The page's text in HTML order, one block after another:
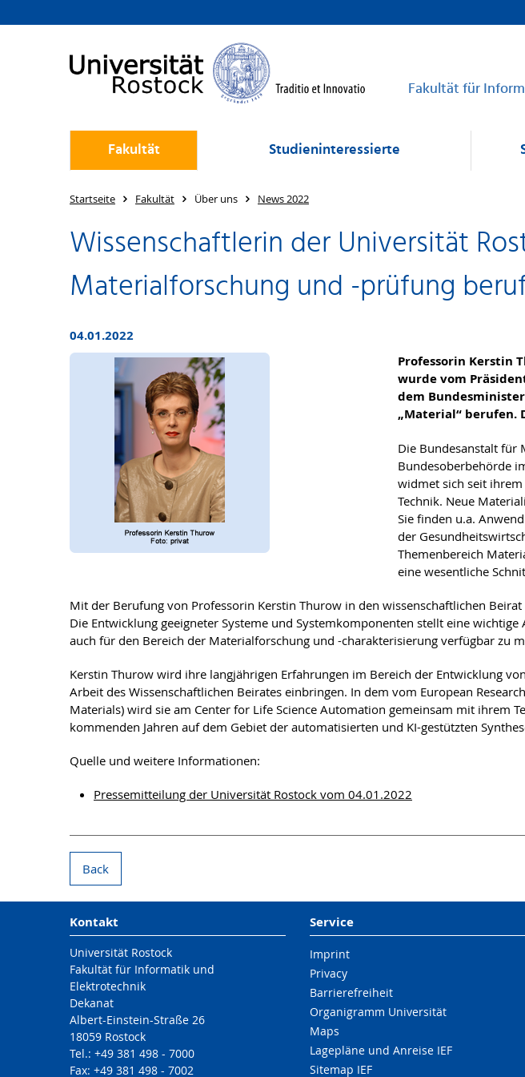
Fakultät für
Fakultät Studieninteressierte
Startseite Fakultät Über uns News 2022
Wissenschaftlerin der Universität
Materialforschung und -prüfung
04.01.2022
Professorin Kerstin
wurde vom
dem
„Material“ berufen.
Die Bundesanstalt für
Bundesoberbehörde
widmet sich seit
Technik. Neue
Sie finden u.a.
der
Themenbereich
eine wesentliche
Mit der Berufung von Professorin Kerstin Thurow in den wissenschaftlichen
Die Entwicklung geeigneter Systeme und Systemkomponenten stellt eine
auch für den Bereich der Materialforschung und -charakterisierung verfügbar zu
Kerstin Thurow wird ihre langjährigen Erfahrungen im Bereich der Entwicklung
Arbeit des Wissenschaftlichen Beirates einbringen. In dem vom European
Materials) wird sie am Center for Life Science Automation gemeinsam mit
kommenden Jahren auf dem Gebiet der automatisierten und KI-gestützten
Quelle und weitere Informationen:
Pressemitteilung der Universität Rostock vom 04.01.2022
Back
Kontakt
Universität Rostock
Fakultät für Informatik und
Elektrotechnik
Dekanat
Albert-Einstein-Straße 26
18059 Rostock
Tel.: +49 381 498 - 7000
Fax: +49 381 498 - 7002
Service
Imprint
Privacy
Barrierefreiheit
Organigramm Universität
Maps
Lagepläne und Anreise IEF
Sitemap IEF